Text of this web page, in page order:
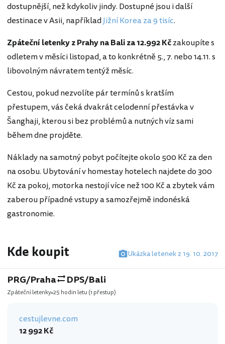
dostupnější, než kdykoliv jindy. Dostupné jsou i další
destinace v Asii, napříkladJižní Korea za 9 tisíc.
Zpáteční letenky z Prahy na Bali za 12.992 Kčzakoupíte s
odletem v měsíci listopad, a to konkrétně 5., 7. nebo 14.11. s
libovolným návratem tentýž měsíc.
Cestou, pokud nezvolíte pár termínů s kratším
přestupem, vás čeká dvakrát celodenní přestávka v
Šanghaji, kterou si bez problémů a nutných víz sami
během dne projděte.
Náklady na samotný pobyt počítejte okolo 500 Kč za den
na osobu. Ubytování v homestay hotelech najdete do 300
Kč za pokoj, motorka nestojí více než 100 Kč a zbytek vám
zaberou případné vstupy a samozřejmě indonéská
gastronomie.
Kde koupit Ukázka letenek z 19. 10. 2017
PRG/Praha DPS/Bali
Zpáteční letenky 25 hodin letu (1 přestup)
cestujlevne.com
12 992 Kč